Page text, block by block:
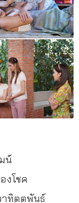
น์
งโชค
าทิตตพันธ์